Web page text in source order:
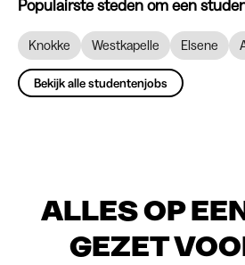
Populairste steden om een
Knokke Westkapelle Elsene
Bekijk alle studentenjobs
ALLES OP
GEZET